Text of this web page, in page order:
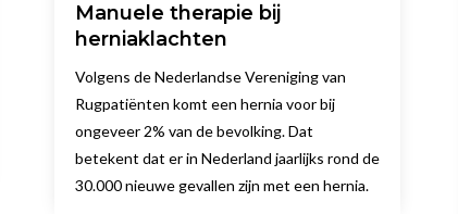
Manuele therapie bij
herniaklachten
Volgens de Nederlandse Vereniging van
Rugpatiënten komt een hernia voor bij
ongeveer 2% van de bevolking. Dat
betekent dat er in Nederland jaarlijks rond de
30.000 nieuwe gevallen zijn met een hernia.